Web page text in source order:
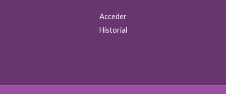
Acceder
Historial